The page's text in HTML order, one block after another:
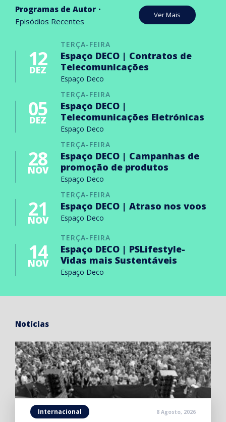
Programas de Autor
Episódios Recentes
Ver Mais
TERÇA-FEIRA
12
DEZ
Espaço DECO | Contratos de
Telecomunicações
Espaço Deco
TERÇA-FEIRA
05
DEZ
Espaço DECO |
Telecomunicações Eletrónicas
Espaço Deco
TERÇA-FEIRA
28
NOV
Espaço DECO | Campanhas de
promoção de produtos
Espaço Deco
TERÇA-FEIRA
21
NOV
Espaço DECO | Atraso nos voos
Espaço Deco
TERÇA-FEIRA
14
NOV
Espaço DECO | PSLifestyle-
Vidas mais Sustentáveis
Espaço Deco
Notícias
Internacional 8 Agosto, 2026